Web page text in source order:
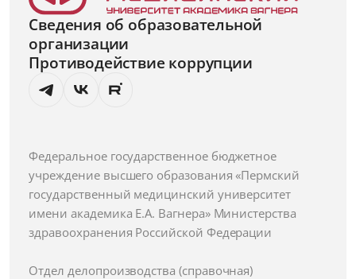
Сведения об образовательной
организации
Противодействие коррупции
Федеральное государственное бюджетное
учреждение высшего образования «Пермский
государственный медицинский университет
имени академика Е.А. Вагнера» Министерства
здравоохранения Российской Федерации
Отдел делопроизводства (справочная)